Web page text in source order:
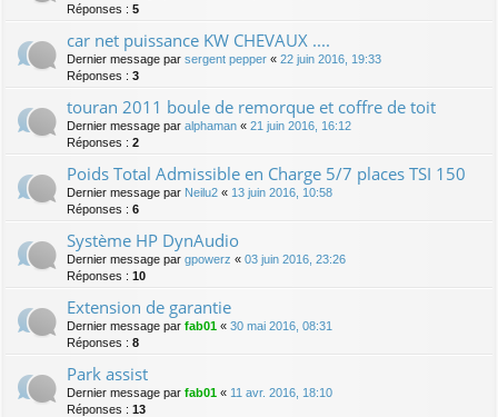
Réponses : 5
car net puissance KW CHEVAUX ....
Dernier message par sergent pepper « 22 juin 2016, 19:33
Réponses : 3
touran 2011 boule de remorque et coffre de toit
Dernier message par alphaman « 21 juin 2016, 16:12
Réponses : 2
Poids Total Admissible en Charge 5/7 places TSI 150
Dernier message par Neilu2 « 13 juin 2016, 10:58
Réponses : 6
Système HP DynAudio
Dernier message par gpowerz « 03 juin 2016, 23:26
Réponses : 10
Extension de garantie
Dernier message par fab01 « 30 mai 2016, 08:31
Réponses : 8
Park assist
Dernier message par fab01 « 11 avr. 2016, 18:10
Réponses : 13